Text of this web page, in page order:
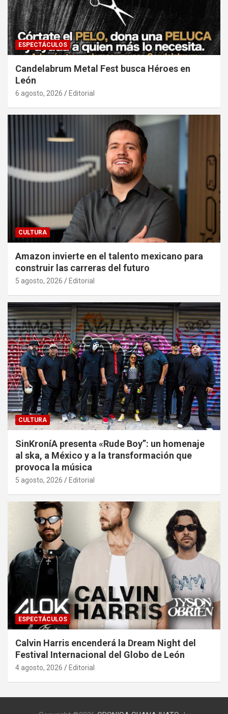
ESPECTÁCULOS
Candelabrum Metal Fest busca Héroes en
León
6 agosto, 2026 Editorial
CULTURA
Amazon invierte en el talento mexicano para
construir las carreras del futuro
5 agosto, 2026 Editorial
CULTURA
SinKroníA presenta «Rude Boy”: un homenaje
al ska, a México y a la transformación que
provoca la música
5 agosto, 2026 Editorial
ESPECTÁCULOS
Calvin Harris encenderá la Dream Night del
Festival Internacional del Globo de León
4 agosto, 2026 Editorial